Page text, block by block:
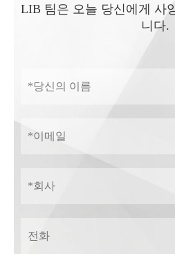
LIB 팀은 오늘 당신에게 사
니다.